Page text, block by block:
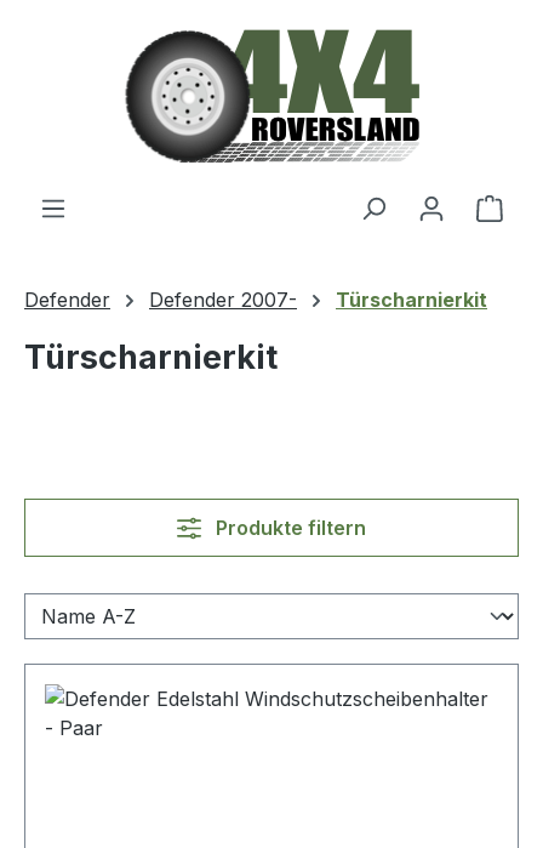
Zum Hauptinhalt springen
Defender Defender 2007- Türscharnierkit
Türscharnierkit
Produkte filtern